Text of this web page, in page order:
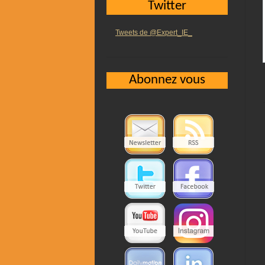
Twitter
Tweets de @Expert_IE_
Abonnez vous